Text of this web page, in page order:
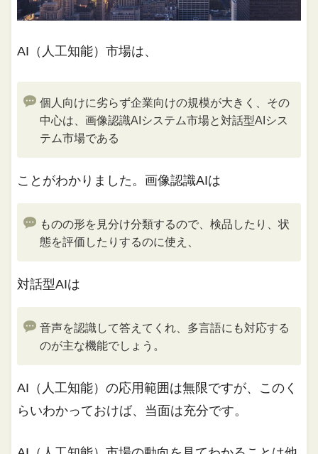
AI（人工知能）市場は、
個人向けに劣らず企業向けの規模が大きく、その
中心は、画像認識AIシステム市場と対話型AIシス
テム市場である
ことがわかりました。画像認識AIは
ものの形を見分け分類するので、検品したり、状
態を評価したりするのに使え、
対話型AIは
音声を認識して答えてくれ、多言語にも対応する
のが主な機能でしょう。
AI（人工知能）の応用範囲は無限ですが、このく
らいわかっておけば、当面は充分です。